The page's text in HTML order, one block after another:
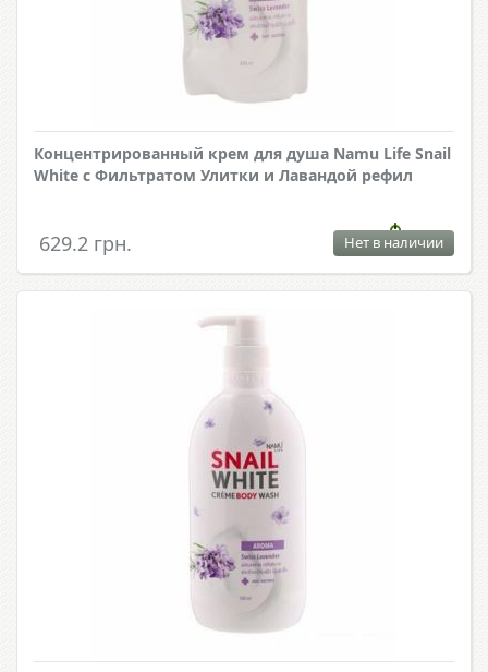
Концентрированный крем для душа Namu Life Snail
White с Фильтратом Улитки и Лавандой рефил
629.2 грн. Нет в наличии